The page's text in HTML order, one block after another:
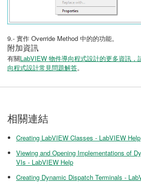
9.- 實作 Override Method 中的的功能。
附加資訊
有關LabVIEW 物件導向程式設計的更多資訊
向程式設計常見問題解答。
相關連結
Creating LabVIEW Classes - LabVIEW Help
Viewing and Opening Implementations of
VIs - LabVIEW Help
Creating Dynamic Dispatch Terminals -